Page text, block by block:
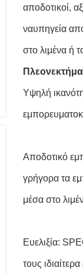
αποδοτικοί,
ναυπηγεία
στο λιμένα ή
Υψηλή
Αποδοτικό
γρήγορα τα
μέσα στο
Ευελιξία:
τους